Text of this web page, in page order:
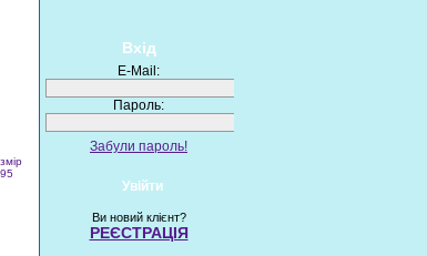
Вхід
E-Mail:
Пароль:
Забули пароль!
Увійти
Ви новий клієнт?
РЕЄСТРАЦІЯ